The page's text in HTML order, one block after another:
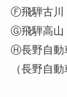
Ⓕ飛騨古川
Ⓖ飛騨高山
Ⓗ長野自動
（長野自